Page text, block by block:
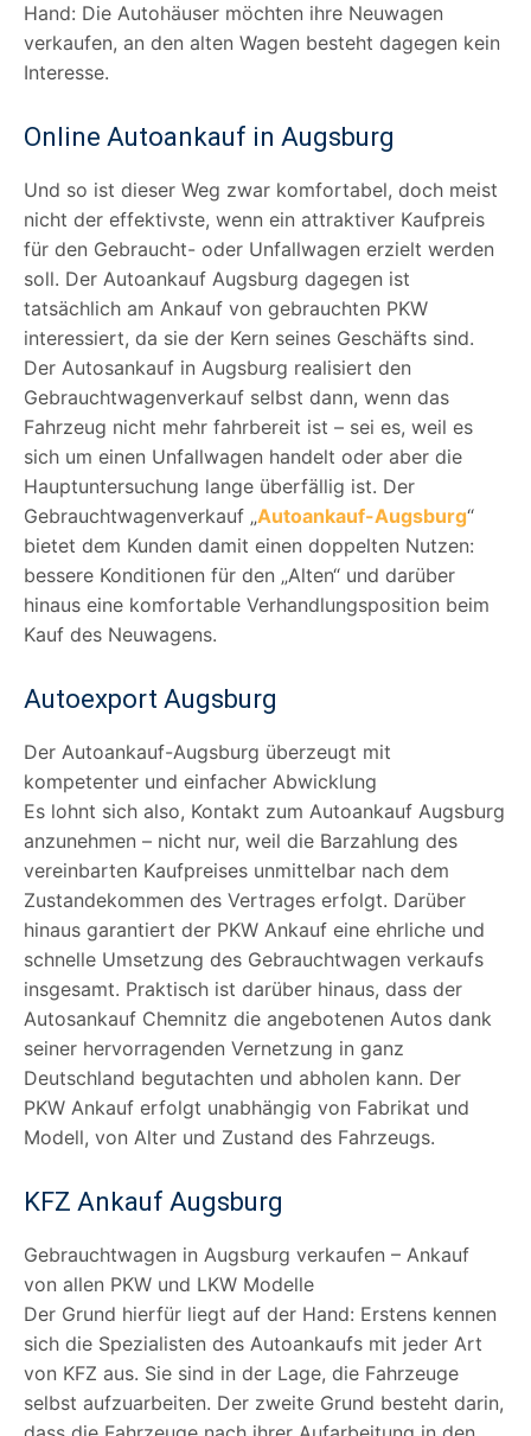
Hand: Die Autohäuser möchten ihre Neuwagen
verkaufen, an den alten Wagen besteht dagegen kein
Interesse.
Online Autoankauf in Augsburg
Und so ist dieser Weg zwar komfortabel, doch meist
nicht der effektivste, wenn ein attraktiver Kaufpreis
für den Gebraucht- oder Unfallwagen erzielt werden
soll. Der Autoankauf Augsburg dagegen ist
tatsächlich am Ankauf von gebrauchten PKW
interessiert, da sie der Kern seines Geschäfts sind.
Der Autosankauf in Augsburg realisiert den
Gebrauchtwagenverkauf selbst dann, wenn das
Fahrzeug nicht mehr fahrbereit ist – sei es, weil es
sich um einen Unfallwagen handelt oder aber die
Hauptuntersuchung lange überfällig ist. Der
Gebrauchtwagenverkauf „Autoankauf-Augsburg“
bietet dem Kunden damit einen doppelten Nutzen:
bessere Konditionen für den „Alten“ und darüber
hinaus eine komfortable Verhandlungsposition beim
Kauf des Neuwagens.
Autoexport Augsburg
Der Autoankauf-Augsburg überzeugt mit
kompetenter und einfacher Abwicklung
Es lohnt sich also, Kontakt zum Autoankauf Augsburg
anzunehmen – nicht nur, weil die Barzahlung des
vereinbarten Kaufpreises unmittelbar nach dem
Zustandekommen des Vertrages erfolgt. Darüber
hinaus garantiert der PKW Ankauf eine ehrliche und
schnelle Umsetzung des Gebrauchtwagen verkaufs
insgesamt. Praktisch ist darüber hinaus, dass der
Autosankauf Chemnitz die angebotenen Autos dank
seiner hervorragenden Vernetzung in ganz
Deutschland begutachten und abholen kann. Der
PKW Ankauf erfolgt unabhängig von Fabrikat und
Modell, von Alter und Zustand des Fahrzeugs.
KFZ Ankauf Augsburg
Gebrauchtwagen in Augsburg verkaufen – Ankauf
von allen PKW und LKW Modelle
Der Grund hierfür liegt auf der Hand: Erstens kennen
sich die Spezialisten des Autoankaufs mit jeder Art
von KFZ aus. Sie sind in der Lage, die Fahrzeuge
selbst aufzuarbeiten. Der zweite Grund besteht darin,